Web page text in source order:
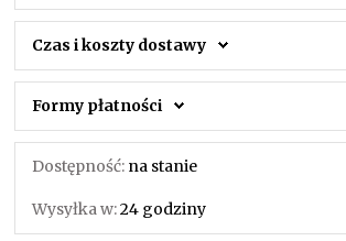
Czas i koszty dostawy
Formy płatności
Dostępność: na stanie
Wysyłka w:24 godziny